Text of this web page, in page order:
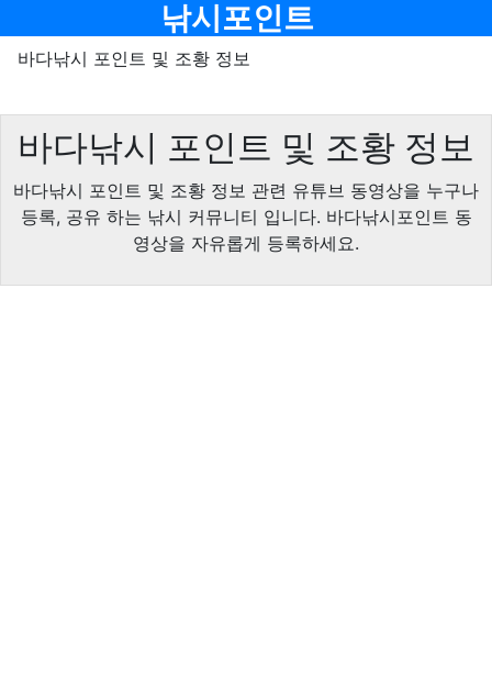
낚시포인트
바다낚시 포인트 및 조황 정보
바다낚시 포인트 및 조황 정보
바다낚시 포인트 및 조황 정보 관련 유튜브 동영상을 누구나
등록, 공유 하는 낚시 커뮤니티 입니다. 바다낚시포인트 동
영상을 자유롭게 등록하세요.